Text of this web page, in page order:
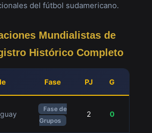
del fútbol sudamericano.
Mundialistas de
Histórico Completo
Fase PJ G
Fase de
Grupos
2 0